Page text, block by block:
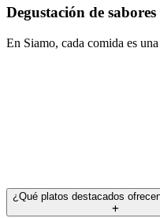
Degustación de
En Siamo, cada comida es
¿Qué platos destacados